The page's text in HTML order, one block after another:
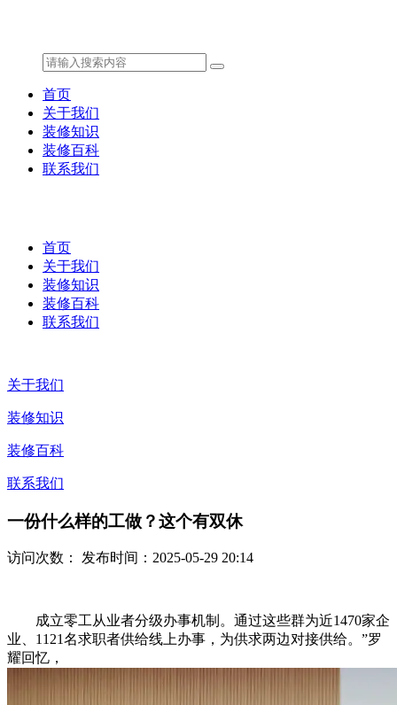
首页
关于我们
装修知识
装修百科
联系我们
首页
关于我们
装修知识
装修百科
联系我们
关于我们
装修知识
装修百科
联系我们
一份什么样的工做？这个有双休
访问次数： 发布时间：2025-05-29 20:14
成立零工从业者分级办事机制。通过这些群为近1470家企
业、1121名求职者供给线上办事，为供求两边对接供给。”罗
耀回忆，